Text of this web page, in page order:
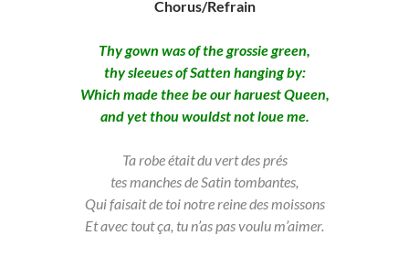
Chorus/Refrain
Thy gown was of the grossie green,
thy sleeues of Satten hanging by:
Which made thee be our haruest Queen,
and yet thou wouldst not loue me.
Ta robe était du vert des prés
tes manches de Satin tombantes,
Qui faisait de toi notre reine des moissons
Et avec tout ça, tu n’as pas voulu m’aimer.